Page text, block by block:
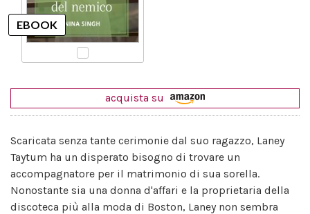
acquista su
Scaricata senza tante cerimonie dal suo ragazzo, Laney
Taytum ha un disperato bisogno di trovare un
accompagnatore per il matrimonio di sua sorella.
Nonostante sia una donna d'affari e la proprietaria della
discoteca più alla moda di Boston, Laney non sembra